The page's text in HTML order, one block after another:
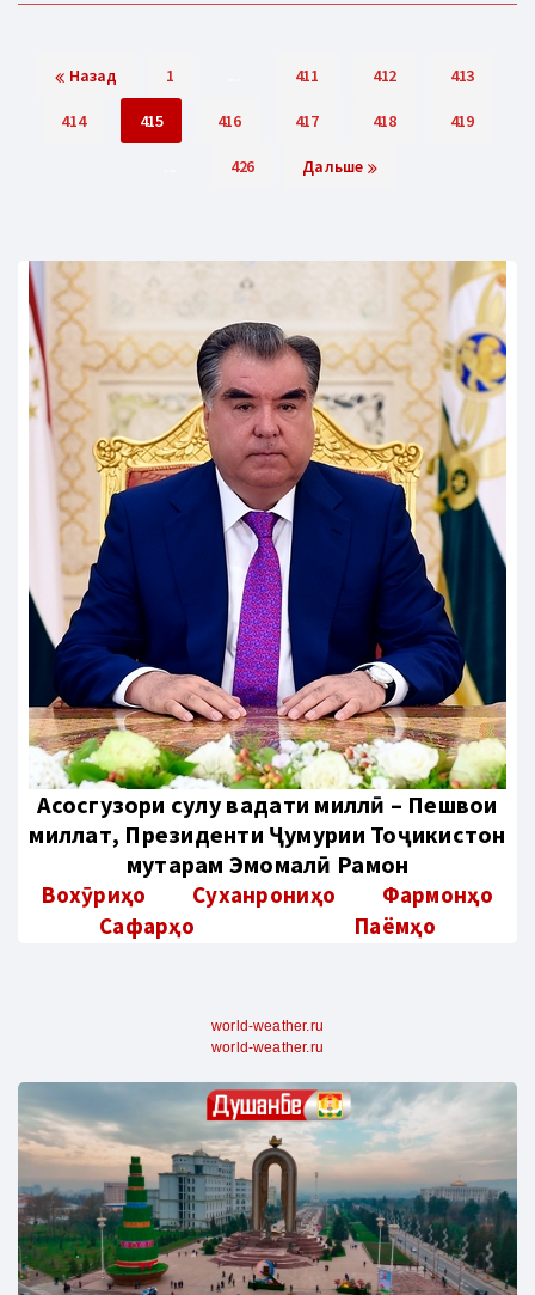
Назад 1 411 412 413
414 415 416 417 418 419
426 Дальше
Aсосгузори сулҳу ваҳдати миллӣ – Пешвои
миллат, Президенти Ҷумҳурии Тоҷикистон
муҳтарам Эмомалӣ Раҳмон
Вохӯриҳо Суханрониҳо
Фармонҳо
Сафарҳо
Паёмҳо
world-weather.ru
world-weather.ru